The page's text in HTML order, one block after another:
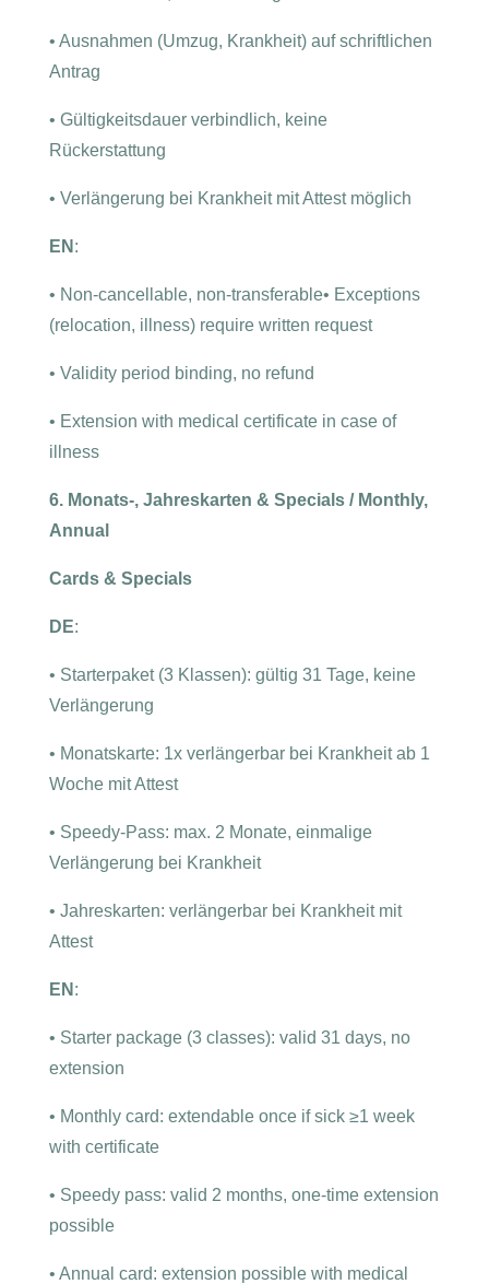
• Ausnahmen (Umzug, Krankheit) auf schriftlichen
Antrag
• Gültigkeitsdauer verbindlich, keine
Rückerstattung
• Verlängerung bei Krankheit mit Attest möglich
EN :
• Non-cancellable, non-transferable• Exceptions
(relocation, illness) require written request
• Validity period binding, no refund
• Extension with medical certificate in case of
illness
6. Monats-, Jahreskarten & Specials / Monthly,
Annual
Cards & Specials
DE:
• Starterpaket (3 Klassen): gültig 31 Tage, keine
Verlängerung
• Monatskarte: 1x verlängerbar bei Krankheit ab 1
Woche mit Attest
• Speedy-Pass: max. 2 Monate, einmalige
Verlängerung bei Krankheit
• Jahreskarten: verlängerbar bei Krankheit mit
Attest
EN :
• Starter package (3 classes): valid 31 days, no
extension
• Monthly card: extendable once if sick ≥1 week
with certificate
• Speedy pass: valid 2 months, one-time extension
possible
• Annual card: extension possible with medical